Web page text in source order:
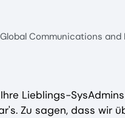
Communications and
Lieblings-
Zu sagen, dass wir